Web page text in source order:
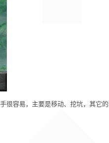
容易，主要是移动、挖坑，其它